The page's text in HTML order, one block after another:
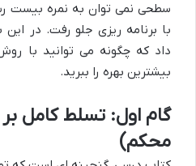
سطحی نمی توان به نمره بیست
با برنامه ریزی جلو رفت. در
داد که چگونه می توانید با
بیشترین بهره را ببرید.
گام اول: تسلط کامل
محکم)